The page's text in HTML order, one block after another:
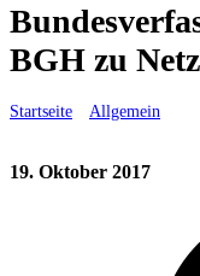
BGH zu
Startseite Allgemein
19. Oktober 2017